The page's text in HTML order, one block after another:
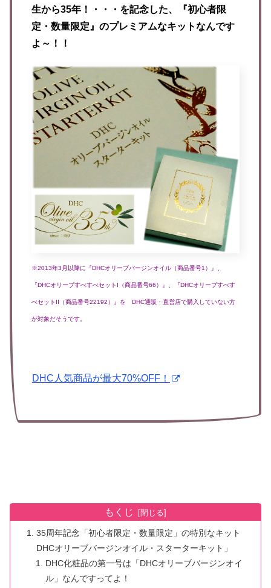
生から35年！・・・を記念した、『初心者限
定・数量限定』のプレミアムなキットなんです
よ～！！
※2013年3月以降に『DHCオリーブバージンオイル（商品番号1）』、
『DHCオリーブすべすべセットI（商品番号66）』、『DHCオリーブすべす
べセットII（商品番号22192）』を DHC通販・直営店で購入していない方
が対象だそうです。
DHC人気商品が最大70%OFF！
もくじ
35周年記念「初心者限定・数量限定」の特別なキット
DHCオリーブバージンオイル・スターターキット」
DHC化粧品の第一号は「DHCオリーブバージンオイ
ル」なんですってよ！